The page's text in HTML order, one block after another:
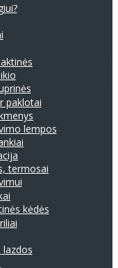
paklotai
lempos
termosai
kėdės
lazdos